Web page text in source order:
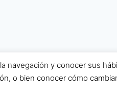
redeswebs.com
y conocer sus
o bien conocer cómo